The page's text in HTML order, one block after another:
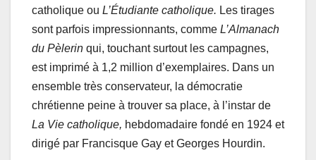
catholique ou L’Étudiante catholique. Les tirages
sont parfois impressionnants, comme L’Almanach
du Pèlerin qui, touchant surtout les campagnes,
est imprimé à 1,2 million d’exemplaires. Dans un
ensemble très conservateur, la démocratie
chrétienne peine à trouver sa place, à l’instar de
La Vie catholique, hebdomadaire fondé en 1924 et
dirigé par Francisque Gay et Georges Hourdin.